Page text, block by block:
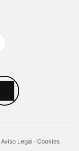
Aviso Legal · Cookies